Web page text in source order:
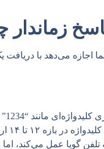
اجازه می‌دهد با
را از ساعت ۸ تا ۱۲ ارسال کند، پیام «شرکت باز است» دریافت می‌کند.
۱۴ ارسال شود، پیام «تایم ناهار است» ارسال خواهد شد.
تلفن گویا عمل می‌کند،